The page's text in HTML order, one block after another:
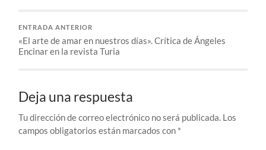
ENTRADA ANTERIOR
«El arte de amar en nuestros días». Crítica de Ángeles
Encinar en la revista Turia
Deja una respuesta
Tu dirección de correo electrónico no será publicada. Los
campos obligatorios están marcados con *